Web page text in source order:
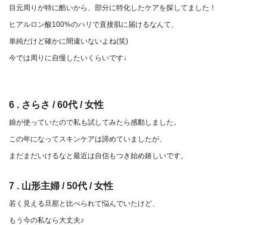
目元周りが特に酷いから、部分に特化したケアを探してました！
ヒアルロン酸100%のハリで直接肌に届けるなんて、
単純だけど確かに間違いないよね(笑)
今では周りに自慢したいくらいです↓
6 . さらさ / 60代 / 女性
娘が使っていたので私も試してみたら感動しました。
この年になってスキンケアは諦めていましたが、
まだまだいけるなと最近は自信もつき始め嬉しいです。
7 . 山形主婦 / 50代 / 女性
若く見える旦那と比べられて悩んでいたけど、
もう今の私なら大丈夫♪